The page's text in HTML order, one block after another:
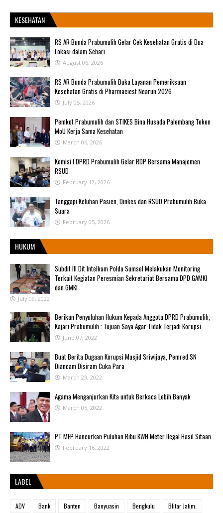
KESEHATAN
RS AR Bunda Prabumulih Gelar Cek Kesehatan Gratis di Dua
Lokasi dalam Sehari
August 06, 2026
RS AR Bunda Prabumulih Buka Layanan Pemeriksaan
Kesehatan Gratis di Pharmaciest Nearun 2026
July 05, 2026
Pemkot Prabumulih dan STIKES Bina Husada Palembang Teken
MoU Kerja Sama Kesehatan
March 06, 2026
Komisi I DPRD Prabumulih Gelar RDP Bersama Manajemen
RSUD
February 12, 2026
Tanggapi Keluhan Pasien, Dinkes dan RSUD Prabumulih Buka
Suara
February 05, 2026
HUKUM
Subdit III Dit Intelkam Polda Sumsel Melakukan Monitoring
Terkait Kegiatan Peresmian Sekretariat Bersama DPD GAMKI
dan GMKI
July 09, 2022
Berikan Penyuluhan Hukum Kepada Anggota DPRD Prabumulih,
Kajari Prabumulih : Tujuan Saya Agar Tidak Terjadi Korupsi
June 07, 2022
Buat Berita Dugaan Korupsi Masjid Sriwijaya, Pemred SN
Diancam Disiram Cuka Para
March 23, 2022
Agama Menganjurkan Kita untuk Berkaca Lebih Banyak
March 05, 2022
PT MEP Hancurkan Puluhan Ribu KWH Meter Ilegal Hasil Sitaan
February 16, 2022
LABEL
ADV Bank Banten Banyuasin Bengkulu
Blitar Jatim.